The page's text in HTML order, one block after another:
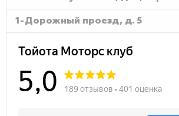
1-Дорожный проезд, д. 5